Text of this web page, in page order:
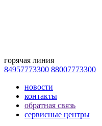
горячая линия
84957773300 88007773300
новости
контакты
обратная связь
сервисные центры